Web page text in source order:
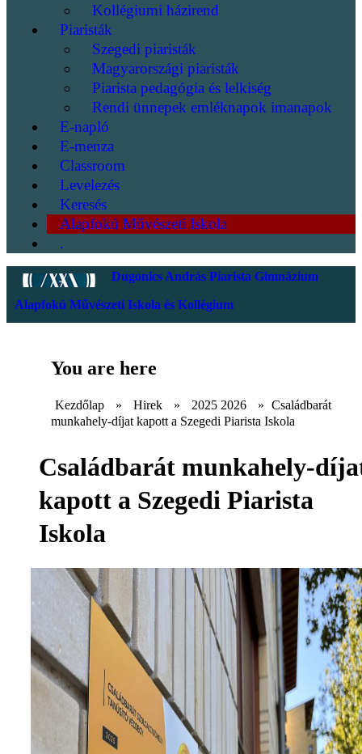
Kollégiumi házirend
Piaristák
Szegedi piaristák
Magyarországi piaristák
Piarista pedagógia és lelkiség
Rendi ünnepek emléknapok imanapok
E-napló
E-menza
Classroom
Levelezés
Keresés
Alapfokú Művészeti Iskola
.
Dugonics András Piarista Gimnázium
Alapfokú Művészeti Iskola és Kollégium
You are here
Kezdőlap » Hirek » 2025 2026 » Családbarát
munkahely-díjat kapott a Szegedi Piarista Iskola
Családbarát munkahely-
kapott a Szegedi Piarista
Iskola